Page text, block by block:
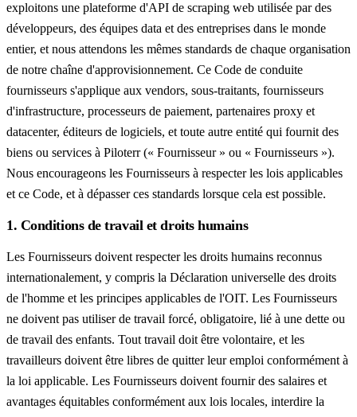
exploitons une plateforme d'API de scraping web utilisée par des
développeurs, des équipes data et des entreprises dans le monde
entier, et nous attendons les mêmes standards de chaque organisation
de notre chaîne d'approvisionnement. Ce Code de conduite
fournisseurs s'applique aux vendors, sous-traitants, fournisseurs
d'infrastructure, processeurs de paiement, partenaires proxy et
datacenter, éditeurs de logiciels, et toute autre entité qui fournit des
biens ou services à Piloterr (« Fournisseur » ou « Fournisseurs »).
Nous encourageons les Fournisseurs à respecter les lois applicables
et ce Code, et à dépasser ces standards lorsque cela est possible.
1. Conditions de travail et droits humains
Les Fournisseurs doivent respecter les droits humains reconnus
internationalement, y compris la Déclaration universelle des droits
de l'homme et les principes applicables de l'OIT. Les Fournisseurs
ne doivent pas utiliser de travail forcé, obligatoire, lié à une dette ou
de travail des enfants. Tout travail doit être volontaire, et les
travailleurs doivent être libres de quitter leur emploi conformément à
la loi applicable. Les Fournisseurs doivent fournir des salaires et
avantages équitables conformément aux lois locales, interdire la